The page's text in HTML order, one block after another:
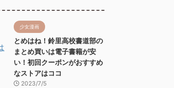
少女漫画
とめはね！鈴里高校書道部の
まとめ買いは電子書籍が安
い！初回クーポンがおすすめ
なストアはココ
2023/7/5